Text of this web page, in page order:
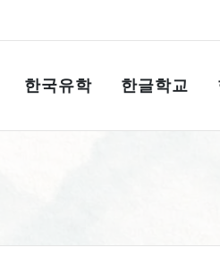
한국유학 한글학교